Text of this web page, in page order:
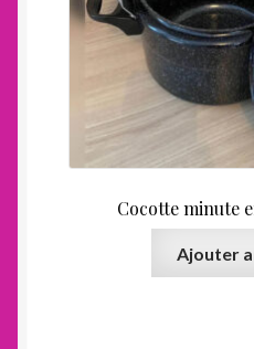
Cocotte minute
Ajouter